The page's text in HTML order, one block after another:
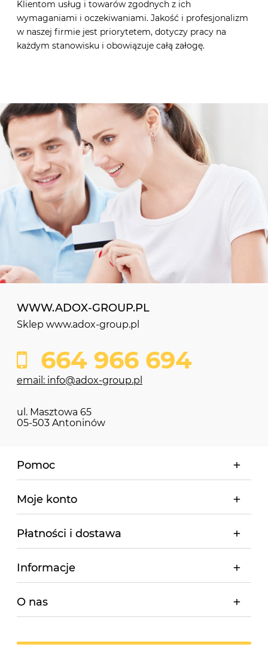
Klientom usług i towarów zgodnych z ich
wymaganiami i oczekiwaniami. Jakość i profesjonalizm
w naszej firmie jest priorytetem, dotyczy pracy na
każdym stanowisku i obowiązuje całą załogę.
WWW.ADOX-GROUP.PL
Sklep www.adox-group.pl
664 966 694
email: info@adox-group.pl
ul. Masztowa 65
05-503 Antoninów
Pomoc
Moje konto
Płatności i dostawa
Informacje
O nas